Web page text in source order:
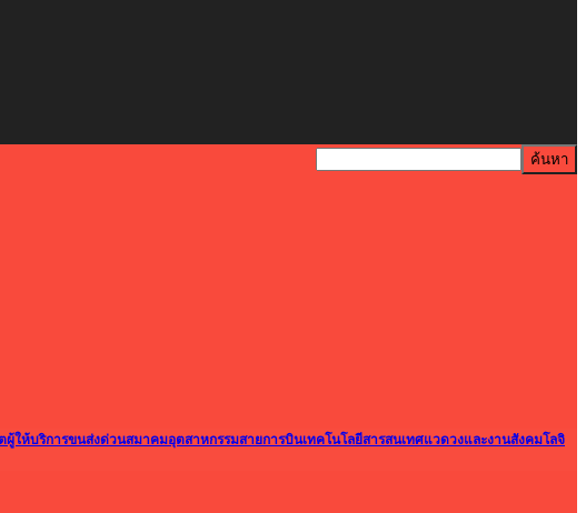
ผู้ให้บริการขนส่งด่วนสมาคมอุตสาหกรรมสายการบินเทคโนโลยีสารสนเทศแวดวงและงานสังคมโลจิ